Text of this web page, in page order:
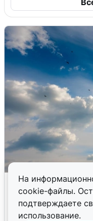
На
cookie-файлы.
подтверждаете
использование.
МЧС ответило
грохоте в
7 августа 0